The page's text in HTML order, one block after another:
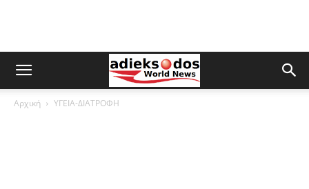
Αρχική ΥΓΕΙΑ-ΔΙΑΤΡΟΦΗ